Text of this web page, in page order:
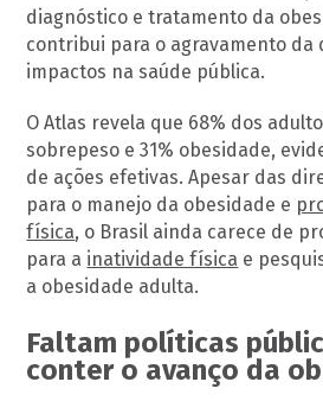
diagnóstico e tratamento da
contribui para o agravamento da
impactos na saúde pública.
O Atlas revela que 68% dos
sobrepeso e 31% obesidade,
de ações efetivas. Apesar das
para o manejo da obesidade e
física, o Brasil ainda carece de
para a inatividade física e
a obesidade adulta.
Faltam políticas
conter o avanço da